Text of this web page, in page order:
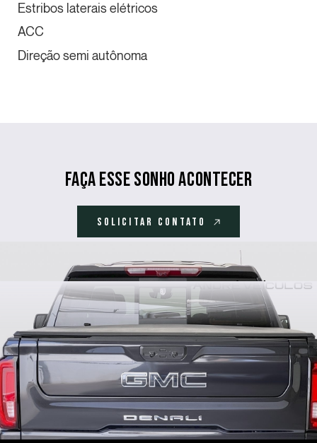
Estribos laterais elétricos
ACC
Direção semi autônoma
Faça esse sonho acontecer
SOLICITAR CONTATO